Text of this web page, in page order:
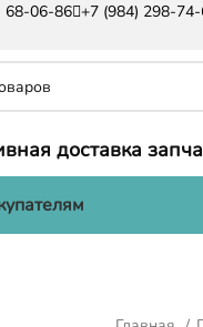
68-06-86 +7 (984) 298-
доставка